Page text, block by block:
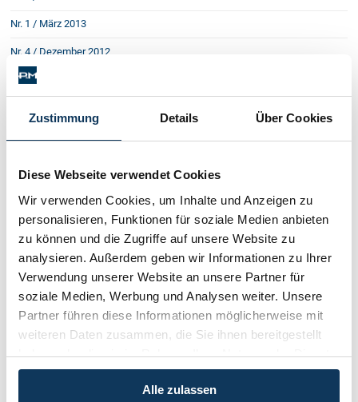
Zustimmung Details Über Cookies
Diese Webseite verwendet Cookies
Wir verwenden Cookies, um Inhalte und Anzeigen zu
personalisieren, Funktionen für soziale Medien anbieten
zu können und die Zugriffe auf unsere Website zu
analysieren. Außerdem geben wir Informationen zu Ihrer
Verwendung unserer Website an unsere Partner für
soziale Medien, Werbung und Analysen weiter. Unsere
Partner führen diese Informationen möglicherweise mit
weiteren Daten zusammen, die Sie ihnen bereitgestellt
haben oder die sie im Rahmen Ihrer Nutzung der Dienste
gesammelt haben.
Alle zulassen
Nr. 1 / März 2013
Nr. 4 / Dezember 2012
Nr. 3 / September 2012
Spielregeln für Einkäufe in der EU
Warnpflicht schon vor Vertragsabschluss
„Sittenwidriges” im Kleingedruckten
Verjährung
Europa und die Türkei
Schulden eintreiben per Europäischem Zahlungsbefeh
Geld für übergangenen Bieter
Nr. 2 / Juni 2011